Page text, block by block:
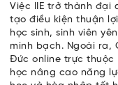
Việc IIE trở thành đại
tạo điều kiện thuận
học sinh, sinh viên
minh bạch. Ngoài ra,
Đức online trực thuộc
học nâng cao năng